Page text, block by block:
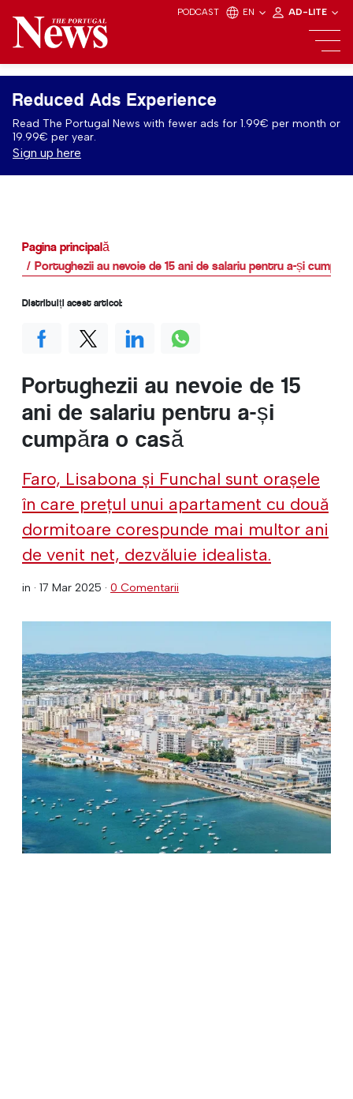
PODCAST EN AD-LITE
Reduced Ads Experience
Read The Portugal News with fewer ads for 1.99€ per month or
19.99€ per year.
Sign up here
Pagina principală
Portughezii au nevoie de 15 ani de salariu pentru a-și
Portughezii au nevoie de 15
ani de salariu pentru a-și
cumpăra o casă
Faro, Lisabona și Funchal sunt orașele
în care prețul unui apartament cu două
dormitoare corespunde mai multor ani
de venit net, dezvăluie idealista.
in · 17 Mar 2025 · 0 Comentarii
Distribuiți acest articol: